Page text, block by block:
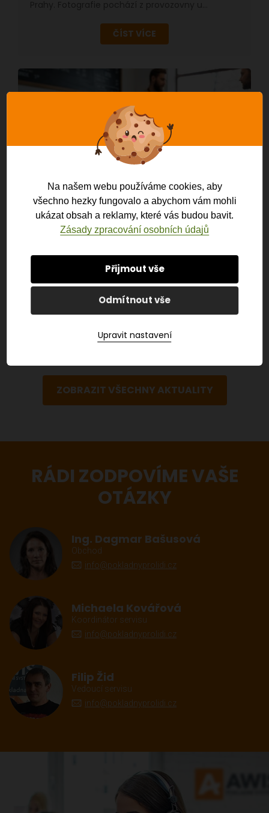
ČÍST VÍCE
EET 2.0 SCHVÁLILA VLÁDA. CO
ZATÍM VÍME?
11. 5. 2026
Gastro, Obchod, Obecné, Služby
Vláda schválila návrh zákona, který má znovu
zavést elektronickou evidenci tržeb v nové
podobě označované jako EET 2.0. Zatím ale
ZOBRAZIT VŠECHNY AKTUALITY
RÁDI ZODPOVÍME VAŠE
OTÁZKY
Ing. Dagmar Bašusová
Obchod
info@pokladnyprolidi.cz
Michaela Kovářová
Koordinátor servisu
info@pokladnyprolidi.cz
Filip Žid
Vedoucí servisu
info@pokladnyprolidi.cz
Na našem webu používáme cookies, aby
všechno hezky fungovalo a abychom vám mohli
ukázat obsah a reklamy, které vás budou bavit.
Zásady zpracování osobních údajů
Přijmout vše
Odmítnout vše
Upravit nastavení